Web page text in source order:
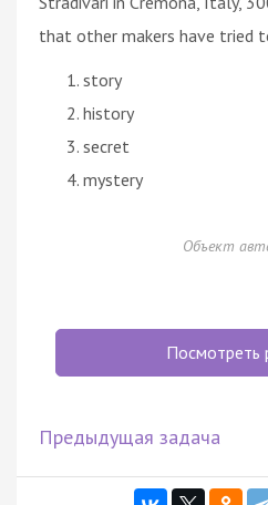
that other makers have tried
story
history
secret
mystery
Объект
Посмотреть
Предыдущая задача